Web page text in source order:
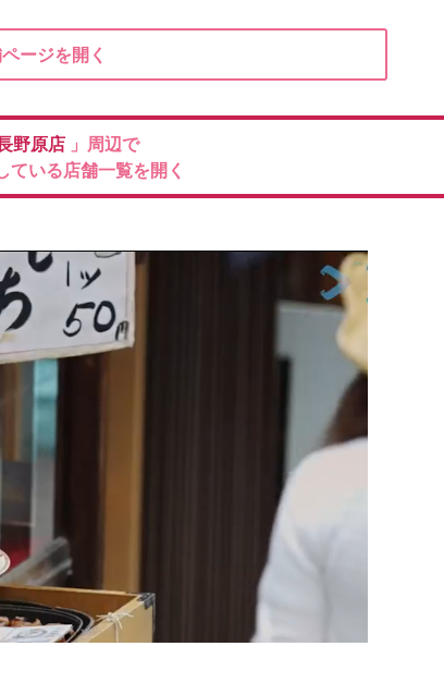
ージを開く
野原店 」周辺で
ている店舗一覧を開く